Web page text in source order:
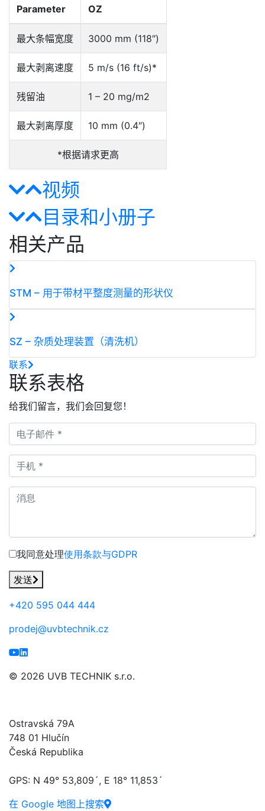
Parameter OZ
最大条幅宽度 3000 mm (118″)
最大剥离速度 5 m/s (16 ft/s)*
残留油 1 – 20 mg/m2
最大剥离厚度 10 mm (0.4″)
*根据请求更高
视频
目录和小册子
相关产品
STM – 用于带材平整度测量的形状仪
SZ – 杂质处理装置（清洗机）
联系
联系表格
给我们留言，我们会回复您！
我同意处理使用条款与GDPR
发送
+420 595 044 444
prodej@uvbtechnik.cz
© 2026 UVB TECHNIK s.r.o.
Ostravská 79A
748 01 Hlučín
Česká Republika
GPS: N 49° 53,809´, E 18° 11,853´
在 Google 地图上搜索